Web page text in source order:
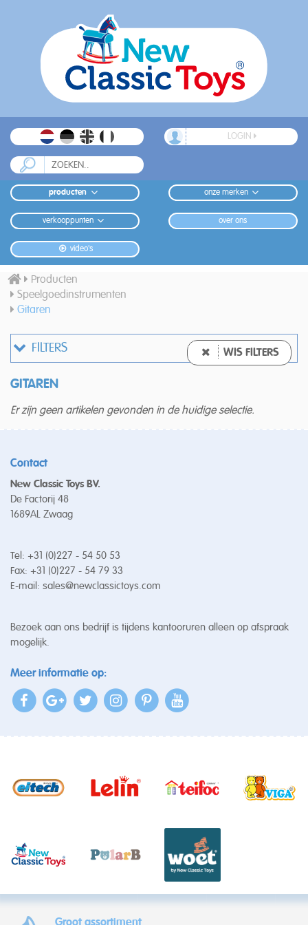
LOGIN
producten onze merken
verkooppunten over ons
video's
Producten
Speelgoedinstrumenten
Gitaren
FILTERS WIS FILTERS
GITAREN
Er zijn geen artikelen gevonden in de huidige selectie.
Contact
New Classic Toys BV.
De Factorij 48
1689AL Zwaag
Tel: +31 (0)227 - 54 50 53
Fax: +31 (0)227 - 54 79 33
E-mail: sales@newclassictoys.com
Bezoek aan ons bedrijf is tijdens kantooruren alleen op afspraak
mogelijk.
Meer informatie op: